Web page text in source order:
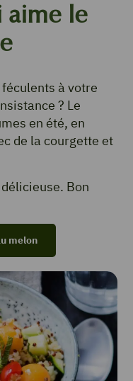
aime le
féculents à votre
? Le
en été, en
de la courgette et
Bon
melon